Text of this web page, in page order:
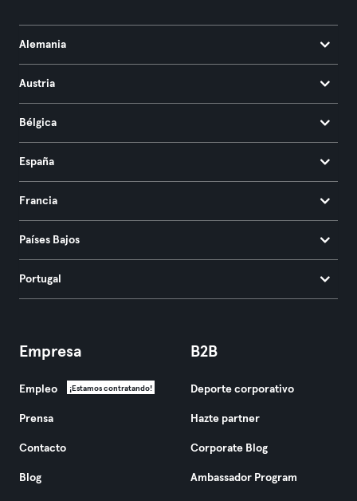
Alemania
Austria
Bélgica
España
Francia
Países Bajos
Portugal
Empresa
Empleo ¡Estamos contratando!
Prensa
Contacto
Blog
B2B
Deporte corporativo
Hazte partner
Corporate Blog
Ambassador Program